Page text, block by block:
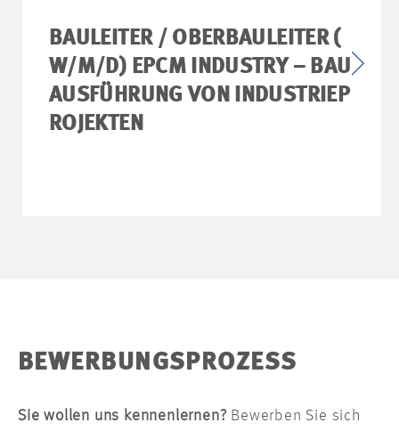
BAULEITER / OBERBAULEITER (
W/M/D) EPCM INDUSTRY – BAU
AUSFÜHRUNG VON INDUSTRIEP
ROJEKTEN
BEWERBUNGSPROZESS
Sie wollen uns kennenlernen?Bewerben Sie sich